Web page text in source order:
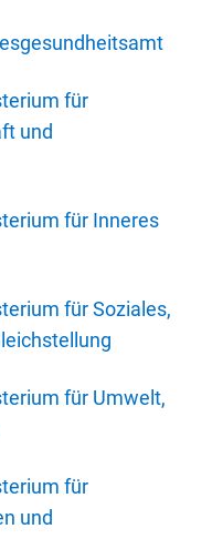
für
und
für Inneres
für Soziales,
für Umwelt,
für
und